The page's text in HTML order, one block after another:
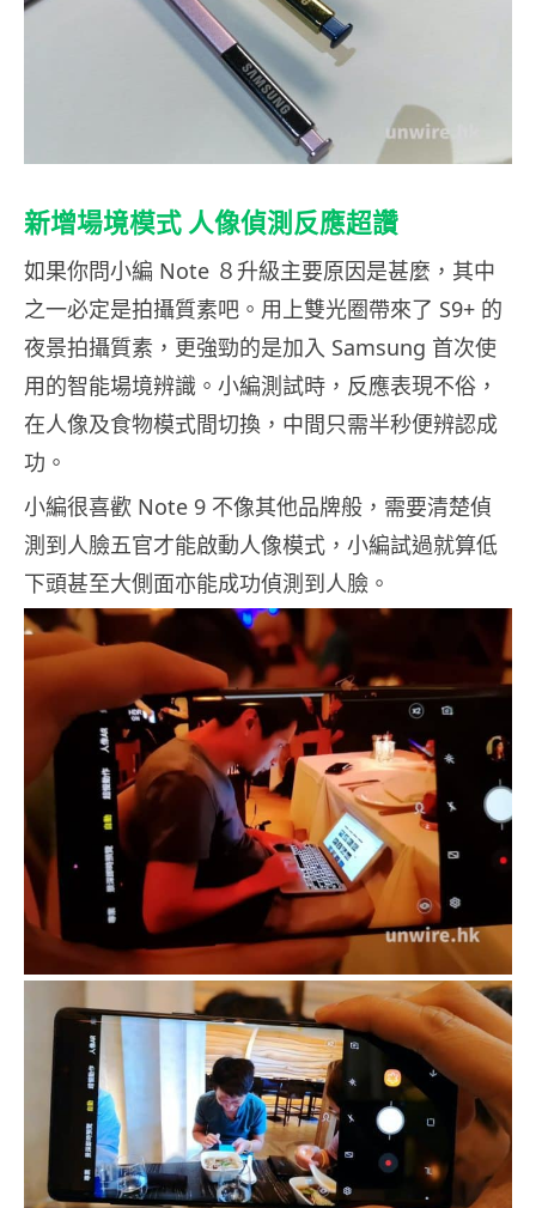
新增場境模式 人像偵測反應超讚
如果你問小編 Note ８升級主要原因是甚麼，其中
之一必定是拍攝質素吧。用上雙光圈帶來了 S9+ 的
夜景拍攝質素，更強勁的是加入 Samsung 首次使
用的智能場境辨識。小編測試時，反應表現不俗，
在人像及食物模式間切換，中間只需半秒便辨認成
功。
小編很喜歡 Note 9 不像其他品牌般，需要清楚偵
測到人臉五官才能啟動人像模式，小編試過就算低
下頭甚至大側面亦能成功偵測到人臉。